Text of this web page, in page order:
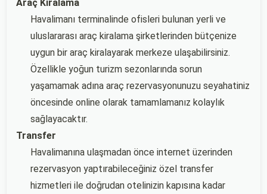
Araç Kiralama
Havalimanı terminalinde ofisleri bulunan yerli ve
uluslararası araç kiralama şirketlerinden bütçenize
uygun bir araç kiralayarak merkeze ulaşabilirsiniz.
Özellikle yoğun turizm sezonlarında sorun
yaşamamak adına araç rezervasyonunuzu seyahatiniz
öncesinde online olarak tamamlamanız kolaylık
sağlayacaktır.
Transfer
Havalimanına ulaşmadan önce internet üzerinden
rezervasyon yaptırabileceğiniz özel transfer
hizmetleri ile doğrudan otelinizin kapısına kadar